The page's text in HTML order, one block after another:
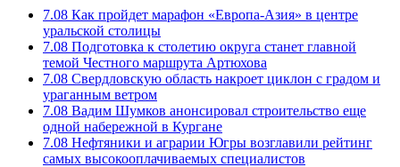
7.08 Как пройдет марафон «Европа-Азия» в центре
уральской столицы
7.08 Подготовка к столетию округа станет главной
темой Честного маршрута Артюхова
7.08 Свердловскую область накроет циклон с градом и
ураганным ветром
7.08 Вадим Шумков анонсировал строительство еще
одной набережной в Кургане
7.08 Нефтяники и аграрии Югры возглавили рейтинг
самых высокооплачиваемых специалистов